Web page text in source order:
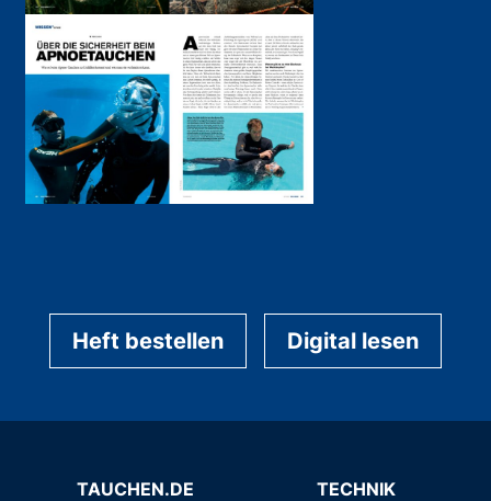
Heft bestellen Digital lesen
TAUCHEN.DE TECHNIK